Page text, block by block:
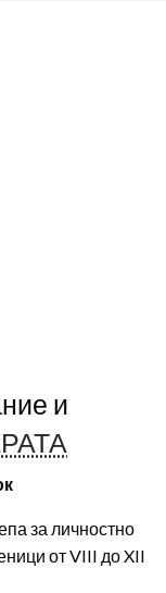
и
за личностно
от VIII до XII